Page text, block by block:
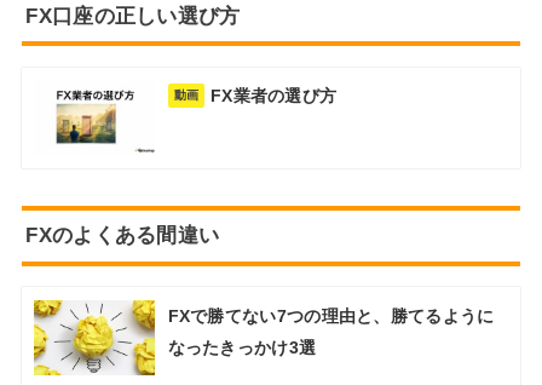
FX口座の正しい選び方
動画 FX業者の選び方
FXのよくある間違い
FXで勝てない7つの理由と、勝てるように
なったきっかけ3選